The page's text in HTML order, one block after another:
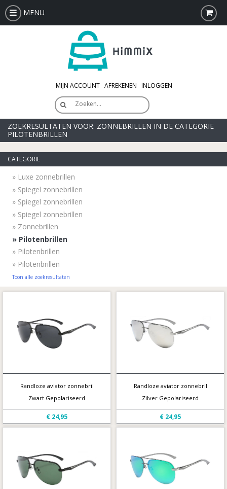
MENU
MIJN ACCOUNT AFREKENEN INLOGGEN
Zoeken…
ZOEKRESULTATEN VOOR: ZONNEBRILLEN IN DE CATEGORIE
PILOTENBRILLEN
CATEGORIE
» Luxe zonnebrillen
» Spiegel zonnebrillen
» Spiegel zonnebrillen
» Spiegel zonnebrillen
» Zonnebrillen
» Pilotenbrillen
» Pilotenbrillen
» Pilotenbrillen
Toon alle zoekresultaten
Randloze aviator zonnebril
Zwart Gepolariseerd
€ 24,95
Randloze aviator zonnebril
Zilver Gepolariseerd
€ 24,95